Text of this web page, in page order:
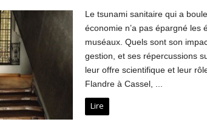
Le tsunami sanitaire qui a
économie n’a pas épargné les
muséaux. Quels sont son
gestion, et ses répercussions
leur offre scientifique et leur
Flandre à Cassel, ...
Lire